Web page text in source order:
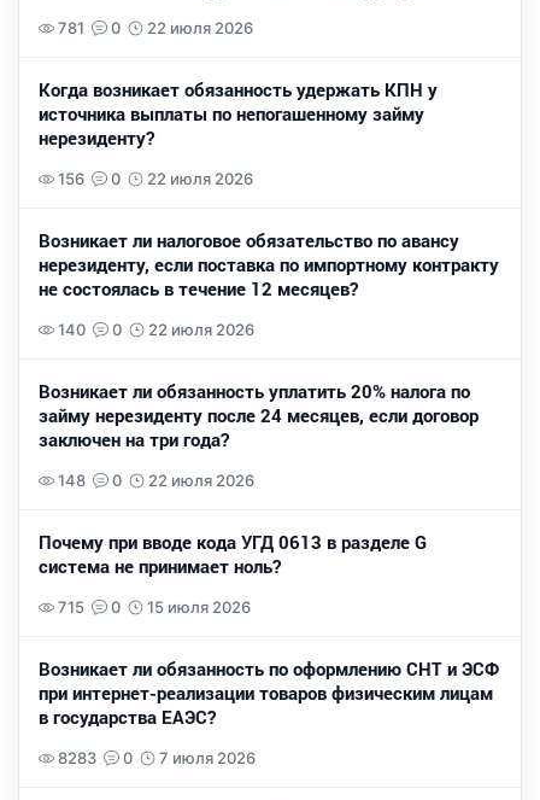
781 0 22 июля 2026
Когда возникает обязанность удержать КПН у
источника выплаты по непогашенному займу
нерезиденту?
156 0 22 июля 2026
Возникает ли налоговое обязательство по авансу
нерезиденту, если поставка по импортному контракту
не состоялась в течение 12 месяцев?
140 0 22 июля 2026
Возникает ли обязанность уплатить 20% налога по
займу нерезиденту после 24 месяцев, если договор
заключен на три года?
148 0 22 июля 2026
Почему при вводе кода УГД 0613 в разделе G
система не принимает ноль?
715 0 15 июля 2026
Возникает ли обязанность по оформлению СНТ и ЭСФ
при интернет-реализации товаров физическим лицам
в государства ЕАЭС?
8283 0 7 июля 2026